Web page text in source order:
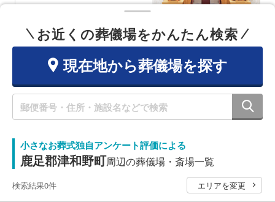
お近くの葬儀場をかんたん検索
現在地から葬儀場を探す
小さなお葬式独自アンケート評価による
鹿足郡津和野町周辺の葬儀場・斎場一覧
検索結果0件 エリアを変更